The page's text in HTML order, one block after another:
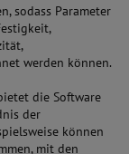
sodass Parameter
werden können.
die Software
der
können
mit den